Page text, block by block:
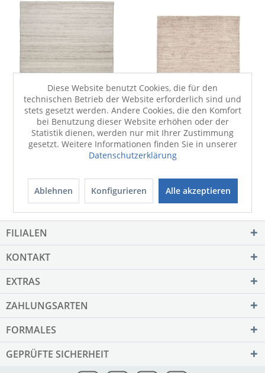
FILIALEN
KONTAKT
EXTRAS
ZAHLUNGSARTEN
FORMALES
GEPRÜFTE SICHERHEIT
Diese Website benutzt Cookies, die für den
technischen Betrieb der Website erforderlich sind und
stets gesetzt werden. Andere Cookies, die den Komfort
bei Benutzung dieser Website erhöhen oder der
Statistik dienen, werden nur mit Ihrer Zustimmung
gesetzt. Weitere Informationen finden Sie in unserer
Datenschutzerklärung
Ablehnen Konfigurieren Alle akzeptieren